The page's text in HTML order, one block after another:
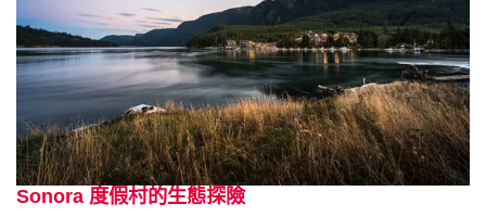
Sonora 度假村的生態探險